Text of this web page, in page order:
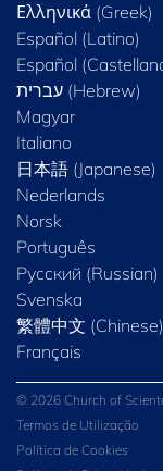
Ελληνικά (Greek)
Español (Latino)
Español
Magyar
Italiano
日本語 (Japanese)
Nederlands
Norsk
Português
Русский (Russian)
Svenska
繁體中文 (Chinese)
Français
© 2026 Church of
Termos de Utilização
Política de Cookies